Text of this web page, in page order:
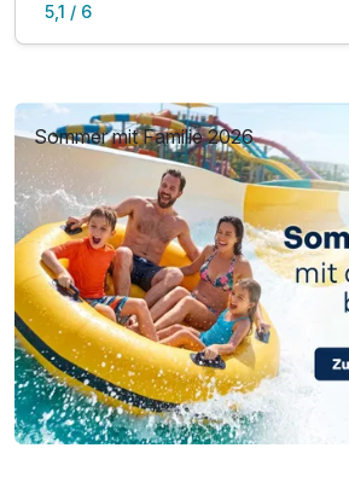
5,1 / 6
Sommer mit Familie 2026